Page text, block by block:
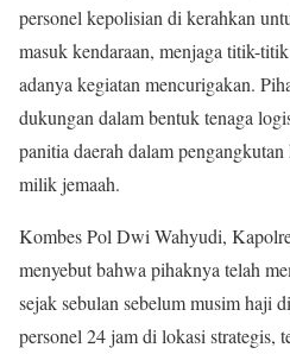
personel kepolisian di kerahkan
masuk kendaraan, menjaga titik-
adanya kegiatan mencurigakan.
dukungan dalam bentuk tenaga
panitia daerah dalam
milik jemaah.
Kombes Pol Dwi Wahyudi,
menyebut bahwa pihaknya telah
sejak sebulan sebelum musim haji
personel 24 jam di lokasi strategis,